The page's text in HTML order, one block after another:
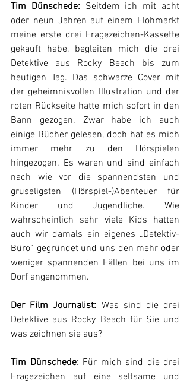
Tim Dünschede: Seitdem ich mit acht
oder neun Jahren auf einem Flohmarkt
meine erste drei Fragezeichen-Kassette
gekauft habe, begleiten mich die drei
Detektive aus Rocky Beach bis zum
heutigen Tag. Das schwarze Cover mit
der geheimnisvollen Illustration und der
roten Rückseite hatte mich sofort in den
Bann gezogen. Zwar habe ich auch
einige Bücher gelesen, doch hat es mich
immer mehr zu den Hörspielen
hingezogen. Es waren und sind einfach
nach wie vor die spannendsten und
gruseligsten (Hörspiel-)Abenteuer für
Kinder und Jugendliche. Wie
wahrscheinlich sehr viele Kids hatten
auch wir damals ein eigenes „Detektiv-
Büro“ gegründet und uns den mehr oder
weniger spannenden Fällen bei uns im
Dorf angenommen.
Der Film Journalist: Was sind die drei
Detektive aus Rocky Beach für Sie und
was zeichnen sie aus?
Tim Dünschede: Für mich sind die drei
Fragezeichen auf eine seltsame und